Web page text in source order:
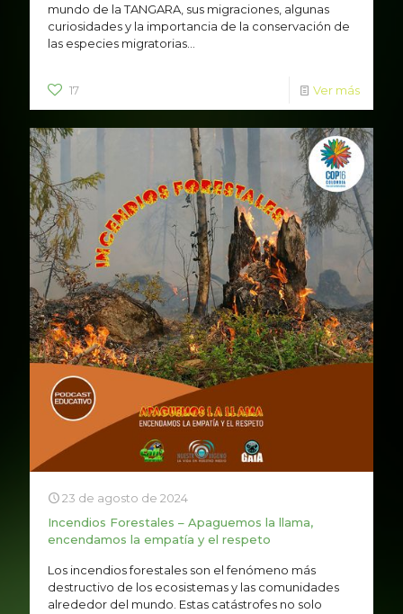
mundo de la TANGARA, sus migraciones, algunas
curiosidades y la importancia de la conservación de
las especies migratorias...
17 Ver más
23 de agosto de 2024
Incendios Forestales – Apaguemos la llama,
encendamos la empatía y el respeto
Los incendios forestales son el fenómeno más
destructivo de los ecosistemas y las comunidades
alrededor del mundo. Estas catástrofes no solo